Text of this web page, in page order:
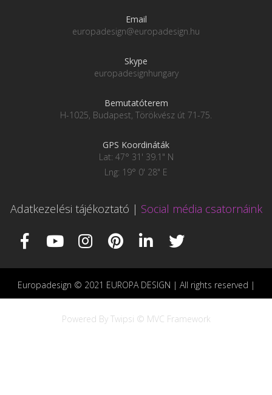
Email
europadesign@europadesign.hu
Skype
europadesignhungary
Bemutatóterem
H-1025, Budapest, Törökvész út 71-75.
GPS Koordináták
Lat: 47° 31' 39.1" N
Lng: 19° 0' 28" E
Adatkezelési tájékoztató | Social média csatornáink
Europadesign © 2021 EUROPA DESIGN | All rights reserved |
Powered By Twipsi © MVC Framework